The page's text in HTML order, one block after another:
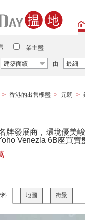
業主盤
建築面績 由 最細
> 香港的出售樓盤 > 元朗 >
牌發展商，環境優美
Venezia 6B座買賣
料 地圖 街景